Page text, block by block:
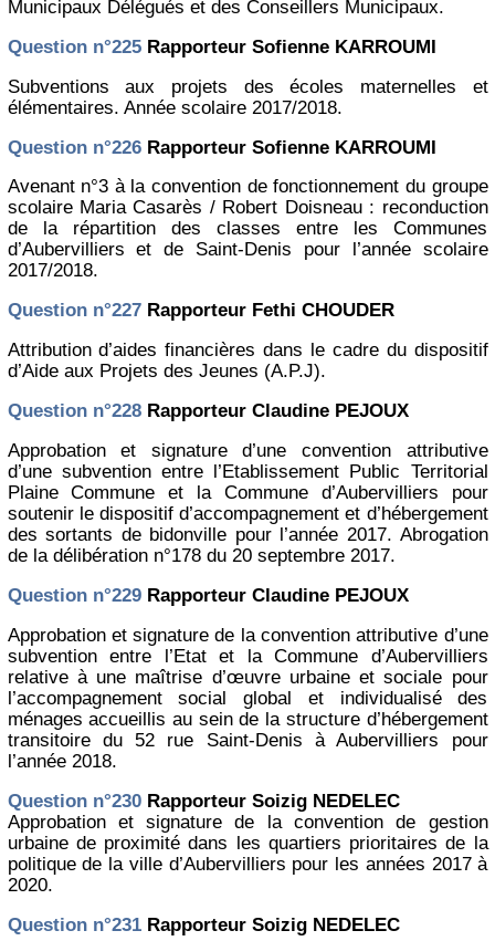
Municipaux Délégués et des Conseillers Municipaux.
Question n°225Rapporteur Sofienne KARROUMI
Subventions aux projets des écoles maternelles et
élémentaires. Année scolaire 2017/2018.
Question n°226Rapporteur Sofienne KARROUMI
Avenant n°3 à la convention de fonctionnement du groupe
scolaire Maria Casarès / Robert Doisneau : reconduction
de la répartition des classes entre les Communes
d’Aubervilliers et de Saint-Denis pour l’année scolaire
2017/2018.
Question n°227Rapporteur Fethi CHOUDER
Attribution d’aides financières dans le cadre du dispositif
d’Aide aux Projets des Jeunes (A.P.J).
Question n°228Rapporteur Claudine PEJOUX
Approbation et signature d’une convention attributive
d’une subvention entre l’Etablissement Public Territorial
Plaine Commune et la Commune d’Aubervilliers pour
soutenir le dispositif d’accompagnement et d’hébergement
des sortants de bidonville pour l’année 2017. Abrogation
de la délibération n°178 du 20 septembre 2017.
Question n°229Rapporteur Claudine PEJOUX
Approbation et signature de la convention attributive d’une
subvention entre l’Etat et la Commune d’Aubervilliers
relative à une maîtrise d’œuvre urbaine et sociale pour
l’accompagnement social global et individualisé des
ménages accueillis au sein de la structure d’hébergement
transitoire du 52 rue Saint-Denis à Aubervilliers pour
l’année 2018.
Question n°230Rapporteur Soizig NEDELEC
Approbation et signature de la convention de gestion
urbaine de proximité dans les quartiers prioritaires de la
politique de la ville d’Aubervilliers pour les années 2017 à
2020.
Question n°231Rapporteur Soizig NEDELEC